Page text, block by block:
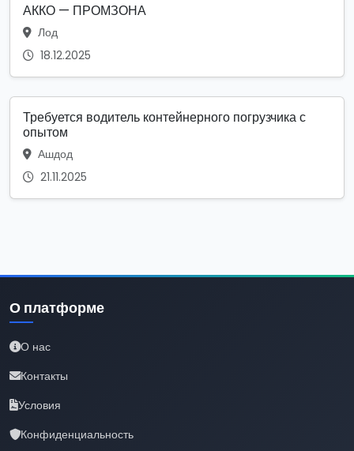
АККО — ПРОМЗОНА
Лод
18.12.2025
Требуется водитель контейнерного погрузчика с
опытом
Ашдод
21.11.2025
О платформе
О нас
Контакты
Условия
Конфиденциальность